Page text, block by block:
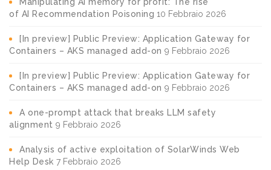
of AI Recommendation Poisoning 10 Febbraio 2026
[In preview] Public Preview: Application Gateway for
Containers – AKS managed add-on 9 Febbraio 2026
[In preview] Public Preview: Application Gateway for
Containers – AKS managed add-on 9 Febbraio 2026
A one-prompt attack that breaks LLM safety
alignment 9 Febbraio 2026
Analysis of active exploitation of SolarWinds Web
Help Desk 7 Febbraio 2026